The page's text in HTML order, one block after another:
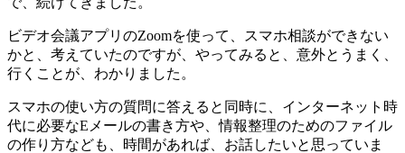
ビデオ会議アプリのZoomを使って、スマホ相談ができない
かと、考えていたのですが、やってみると、意外とうまく、
行くことが、わかりました。
スマホの使い方の質問に答えると同時に、インターネット時
代に必要なEメールの書き方や、情報整理のためのファイル
の作り方なども、時間があれば、お話したいと思っていま